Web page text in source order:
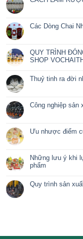
Ưu nhược điểm
BÀI VIẾT MỚI
Chai thủy
Dâu Tằm